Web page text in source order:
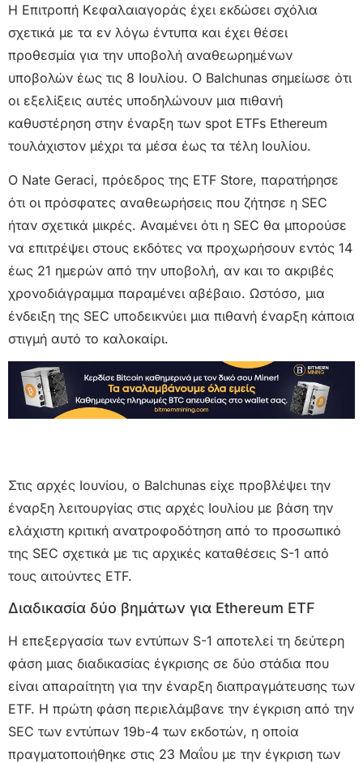
Η Επιτροπή Κεφαλαιαγοράς έχει εκδώσει σχόλια
σχετικά με τα εν λόγω έντυπα και έχει θέσει
προθεσμία για την υποβολή αναθεωρημένων
υποβολών έως τις 8 Ιουλίου. Ο Balchunas σημείωσε ότι
οι εξελίξεις αυτές υποδηλώνουν μια πιθανή
καθυστέρηση στην έναρξη των spot ETFs Ethereum
τουλάχιστον μέχρι τα μέσα έως τα τέλη Ιουλίου.
Ο Nate Geraci, πρόεδρος της ETF Store, παρατήρησε
ότι οι πρόσφατες αναθεωρήσεις που ζήτησε η SEC
ήταν σχετικά μικρές. Αναμένει ότι η SEC θα μπορούσε
να επιτρέψει στους εκδότες να προχωρήσουν εντός 14
έως 21 ημερών από την υποβολή, αν και το ακριβές
χρονοδιάγραμμα παραμένει αβέβαιο. Ωστόσο, μια
ένδειξη της SEC υποδεικνύει μια πιθανή έναρξη κάποια
στιγμή αυτό το καλοκαίρι.
Στις αρχές Ιουνίου, ο Balchunas είχε προβλέψει την
έναρξη λειτουργίας στις αρχές Ιουλίου με βάση την
ελάχιστη κριτική ανατροφοδότηση από το προσωπικό
της SEC σχετικά με τις αρχικές καταθέσεις S-1 από
τους αιτούντες ETF.
Διαδικασία δύο βημάτων για Ethereum ETF
Η επεξεργασία των εντύπων S-1 αποτελεί τη δεύτερη
φάση μιας διαδικασίας έγκρισης σε δύο στάδια που
είναι απαραίτητη για την έναρξη διαπραγμάτευσης των
ETF. Η πρώτη φάση περιελάμβανε την έγκριση από την
SEC των εντύπων 19b-4 των εκδοτών, η οποία
πραγματοποιήθηκε στις 23 Μαΐου με την έγκριση των